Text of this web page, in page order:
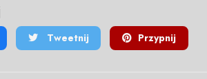
Tweetnij Przypnij